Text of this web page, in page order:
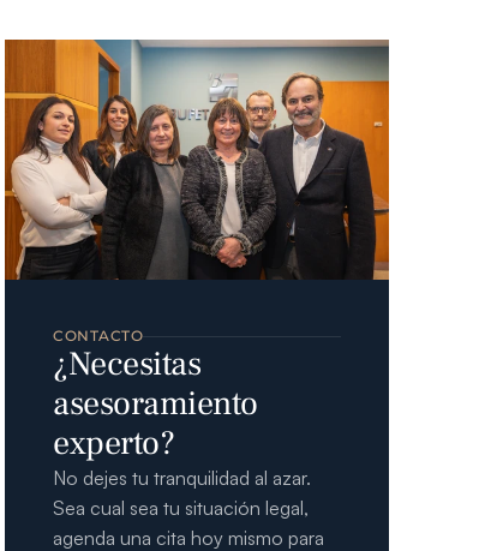
CONTACTO
¿Necesitas
asesoramiento
experto?
No dejes tu tranquilidad al azar.
Sea cual sea tu situación legal,
agenda una cita hoy mismo para